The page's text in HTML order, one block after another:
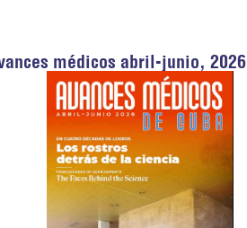
médicos abril-junio, 2026